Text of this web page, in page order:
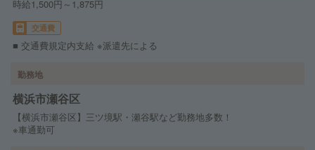
時給1,500円～1,875円
交通費
■ 交通費規定内支給 ※派遣先による
勤務地
横浜市瀬谷区
【横浜市瀬谷区】三ツ境駅・瀬谷駅など勤務地多数！
※車通勤可